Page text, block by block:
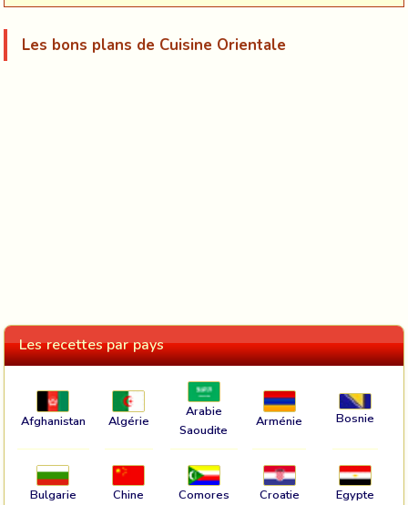
Les bons plans de Cuisine Orientale
Les recettes par pays
Afghanistan Algérie
Arabie
Saoudite
Arménie Bosnie
Bulgarie Chine Comores Croatie Egypte